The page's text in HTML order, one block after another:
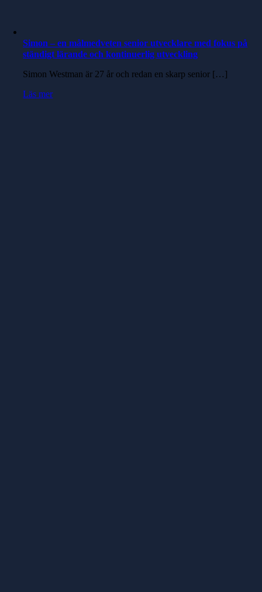
Simon – en målmedveten senior utvecklare med fokus på
ständigt lärande och kontinuerlig utveckling
Simon Westman är 27 år och redan en skarp senior […]
Läs mer